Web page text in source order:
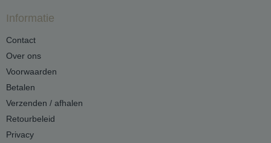
Informatie
Contact
Over ons
Voorwaarden
Betalen
Verzenden / afhalen
Retourbeleid
Privacy